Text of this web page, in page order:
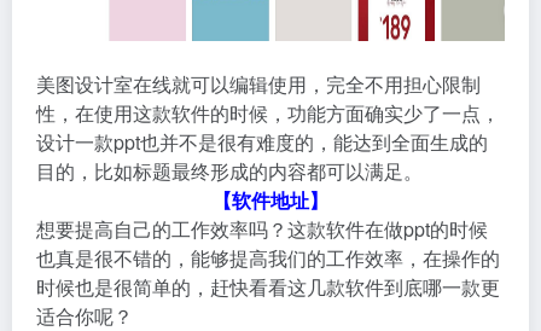
美图设计室在线就可以编辑使用，完全不用担心限制
性，在使用这款软件的时候，功能方面确实少了一点，
设计一款ppt也并不是很有难度的，能达到全面生成的
目的，比如标题最终形成的内容都可以满足。
【软件地址】
想要提高自己的工作效率吗？这款软件在做ppt的时候
也真是很不错的，能够提高我们的工作效率，在操作的
时候也是很简单的，赶快看看这几款软件到底哪一款更
适合你呢？